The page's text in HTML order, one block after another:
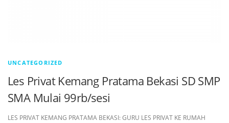
UNCATEGORIZED
Les Privat Kemang Pratama Bekasi SD SMP
SMA Mulai 99rb/sesi
LES PRIVAT KEMANG PRATAMA BEKASI: GURU LES PRIVAT KE RUMAH